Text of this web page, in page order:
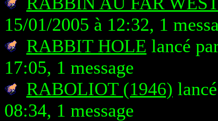
15/01/2005 à 12:32, 1
RABBIT HOLE lancé
17:05, 1 message
RABOLIOT (1946)
08:34, 1 message